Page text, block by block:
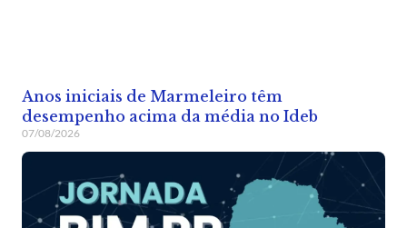
Anos iniciais de Marmeleiro têm
desempenho acima da média no Ideb
07/08/2026